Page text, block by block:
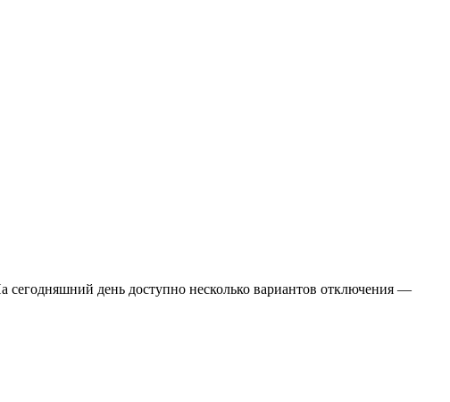
сегодняшний день доступно несколько вариантов отключения —